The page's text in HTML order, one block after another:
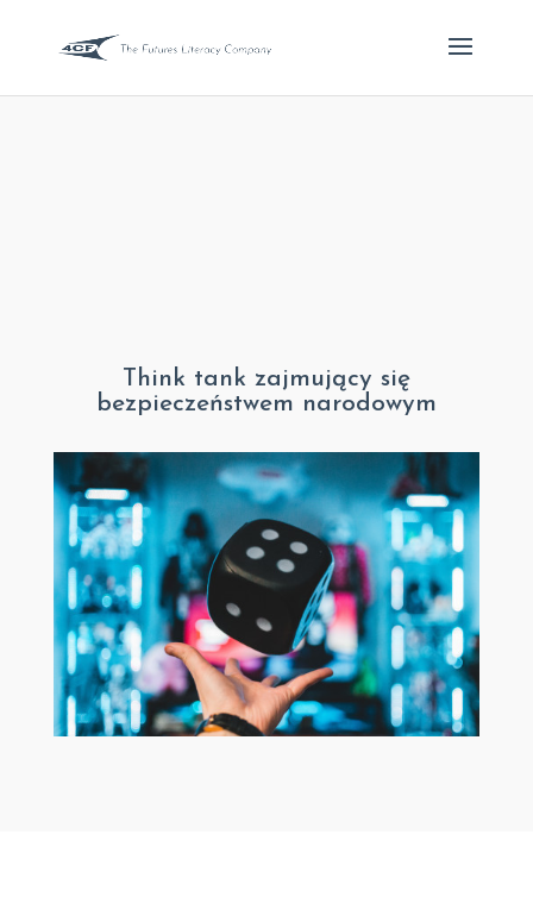
Think tank zajmujący się
bezpieczeństwem narodowym